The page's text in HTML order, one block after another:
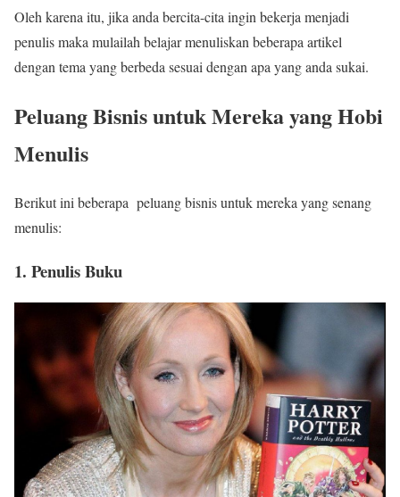
Oleh karena itu, jika anda bercita-cita ingin bekerja menjadi
penulis maka mulailah belajar menuliskan beberapa artikel
dengan tema yang berbeda sesuai dengan apa yang anda sukai.
Peluang Bisnis untuk Mereka yang Hobi
Menulis
Berikut ini beberapa peluang bisnis untuk mereka yang senang
menulis:
1. Penulis Buku